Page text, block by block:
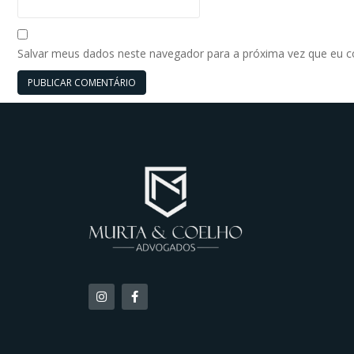
Salvar meus dados neste navegador para a próxima vez que eu